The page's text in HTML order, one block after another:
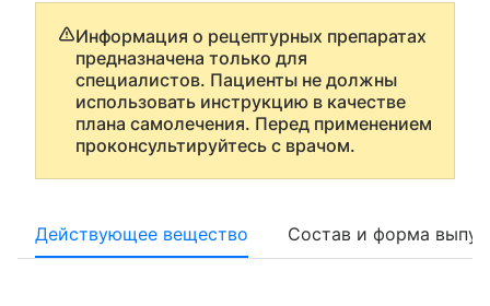
Информация о рецептурных препаратах
предназначена только для
специалистов. Пациенты не должны
использовать инструкцию в качестве
плана самолечения. Перед применением
проконсультируйтесь с врачом.
Действующее вещество Состав и форма